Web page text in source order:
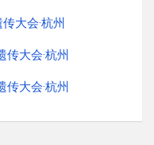
大会·杭州
传大会·杭州
传大会·杭州